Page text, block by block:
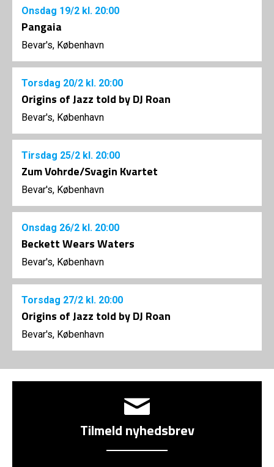
Onsdag 19/2 kl. 20:00
Pangaia
Bevar's, København
Torsdag 20/2 kl. 20:00
Origins of Jazz told by DJ Roan
Bevar's, København
Tirsdag 25/2 kl. 20:00
Zum Vohrde/Svagin Kvartet
Bevar's, København
Onsdag 26/2 kl. 20:00
Beckett Wears Waters
Bevar's, København
Torsdag 27/2 kl. 20:00
Origins of Jazz told by DJ Roan
Bevar's, København
Tilmeld nyhedsbrev